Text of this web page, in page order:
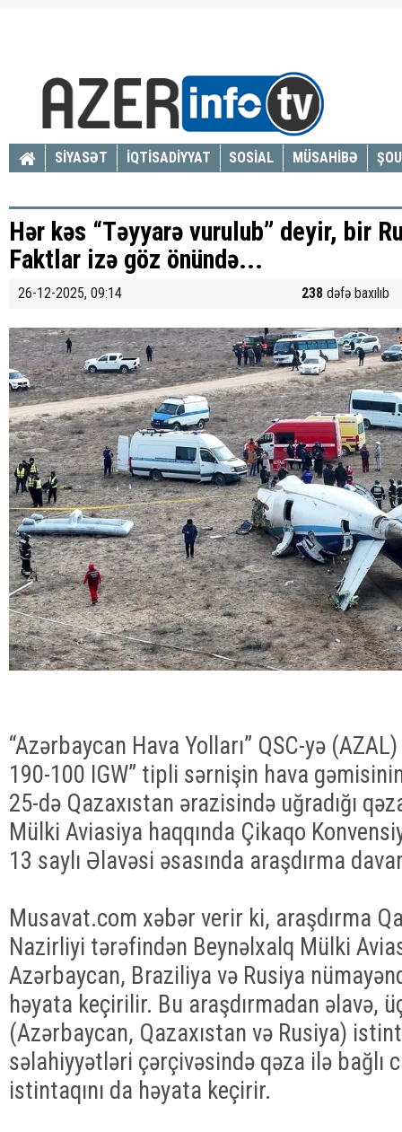
SİYASƏT İQTİSADİYYAT SOSİAL MÜSAHİBƏ
Hər kəs “Təyyarə vurulub” deyir, bir
Faktlar izə göz önündə...
26-12-2025, 09:14 238 dəfə baxılıb
“Azərbaycan Hava Yolları” QSC-yə
190-100 IGW” tipli sərnişin hava
25-də Qazaxıstan ərazisində uğradığı
Mülki Aviasiya haqqında Çikaqo
13 saylı Əlavəsi əsasında araşdırma
Musavat.com xəbər verir ki, araşdırma
Nazirliyi tərəfindən Beynəlxalq Mülki
Azərbaycan, Braziliya və Rusiya
həyata keçirilir. Bu araşdırmadan əlavə,
(Azərbaycan, Qazaxıstan və Rusiya)
səlahiyyətləri çərçivəsində qəza ilə bağlı
istintaqını da həyata keçirir.